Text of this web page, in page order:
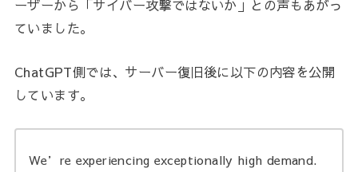
ーザーから「サイバー攻撃ではないか」との声もあがっ
ていました。
ChatGPT側では、サーバー復旧後に以下の内容を公開
しています。
We’re experiencing exceptionally high demand.